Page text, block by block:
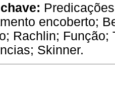
encoberto;
Rachlin; Função;
Skinner.